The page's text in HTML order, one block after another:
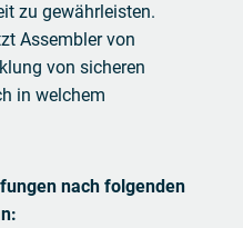
zu gewährleisten.
Assembler von
von sicheren
in welchem
nach folgenden